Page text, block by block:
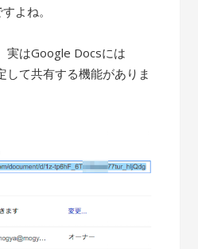
よね。
実はGoogle Docsには
して共有する機能がありま